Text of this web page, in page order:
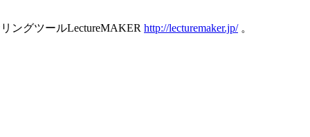
ングツールLectureMAKER http://lecturemaker.jp/。